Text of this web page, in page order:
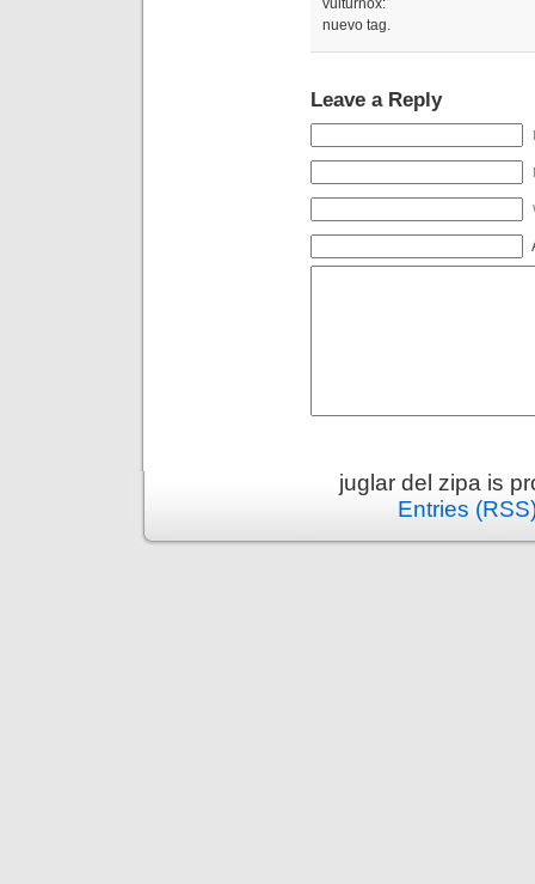
vulturnox:
nuevo tag.
Leave a Reply
juglar del zipa is
Entries